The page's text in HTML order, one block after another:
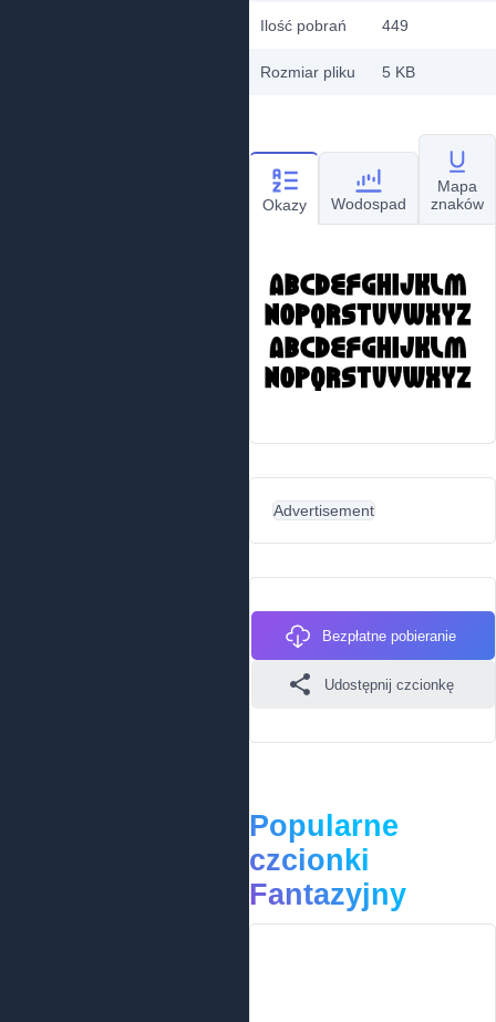
Ilość pobrań 449
Rozmiar pliku 5 KB
Okazy Wodospad
Mapa
znaków
Advertisement
Bezpłatne pobieranie
Udostępnij czcionkę
Popularne
czcionki
Fantazyjny